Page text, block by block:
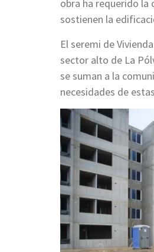
obra ha requerido la
sostienen la
El seremi de
sector alto de La
se suman a la
necesidades de